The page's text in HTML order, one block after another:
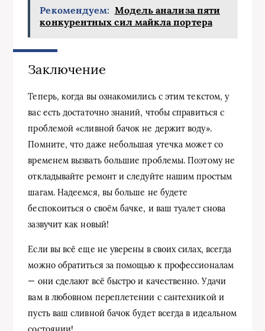
Рекомендуем: Модель анализа пяти
конкурентных сил майкла портера
Заключение
Теперь, когда вы ознакомились с этим текстом, у
вас есть достаточно знаний, чтобы справиться с
проблемой «сливной бачок не держит воду».
Помните, что даже небольшая утечка может со
временем вызвать большие проблемы. Поэтому не
откладывайте ремонт и следуйте нашим простым
шагам. Надеемся, вы больше не будете
беспокоиться о своём бачке, и ваш туалет снова
зазвучит как новый!
Если вы всё еще не уверены в своих силах, всегда
можно обратиться за помощью к профессионалам
— они сделают всё быстро и качественно. Удачи
вам в любовном переплетении с сантехникой и
пусть ваш сливной бачок будет всегда в идеальном